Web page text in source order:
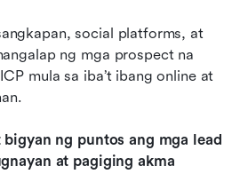
social platforms, at
ng mga prospect na
mula sa iba’t ibang online at
ng puntos ang mga lead
at pagiging akma